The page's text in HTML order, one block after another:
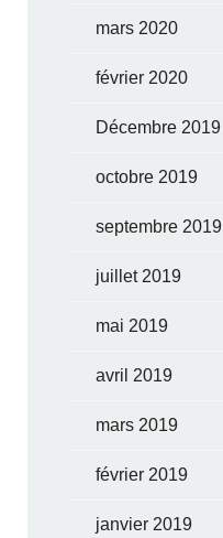
mars 2020
février 2020
Décembre 2019
octobre 2019
septembre 2019
juillet 2019
mai 2019
avril 2019
mars 2019
février 2019
janvier 2019